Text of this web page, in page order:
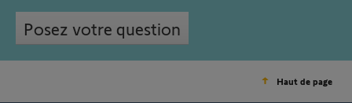
Posez votre question
Haut de page